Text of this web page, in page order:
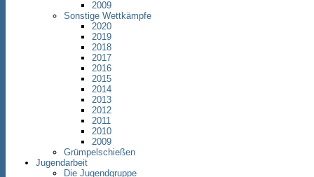
2009
Sonstige Wettkämpfe
2020
2019
2018
2017
2016
2015
2014
2013
2012
2011
2010
2009
Grümpelschießen
Jugendarbeit
Die Jugendgruppe